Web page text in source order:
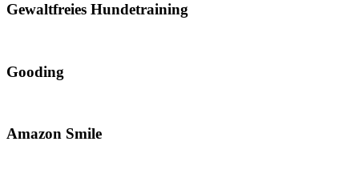
Gewaltfreies Hundetraining
Gooding
Amazon Smile